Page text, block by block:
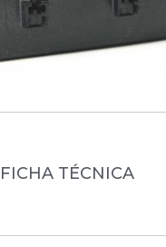
FICHA TÉCNICA